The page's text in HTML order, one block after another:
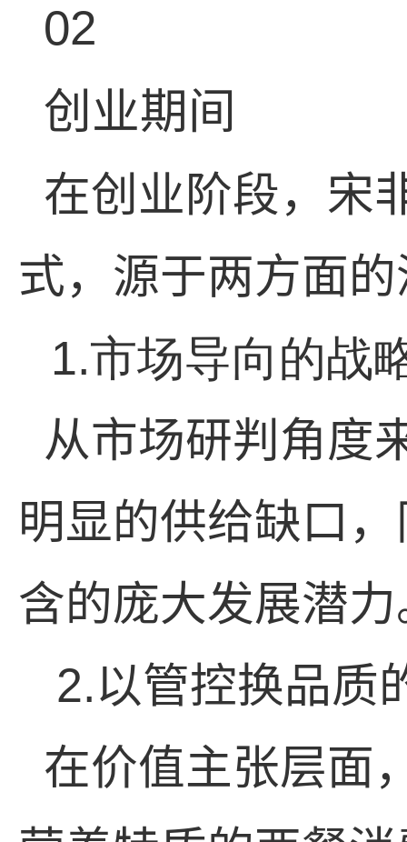
02
创业期间
在创业阶段，宋
式，源于两方面
1.市场导向的战
从市场研判角度
明显的供给缺口
含的庞大发展潜
2.以管控换品质
在价值主张层面